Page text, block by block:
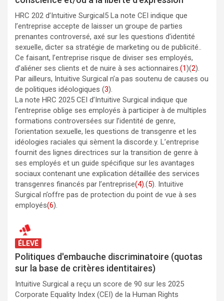
HRC 202 d’Intuitive Surgical5 La note CEI indique que
l’entreprise accepte de laisser un groupe de parties
prenantes controversé, axé sur les questions d’identité
sexuelle, dicter sa stratégie de marketing ou de publicité..
Ce faisant, l’entreprise risque de diviser ses employés,
d’aliéner ses clients et de nuire à ses actionnaires. (1)(2).
Par ailleurs, Intuitive Surgical n’a pas soutenu de causes ou
de politiques idéologiques (3).
La note HRC 2025 CEI d’Intuitive Surgical indique que
l’entreprise oblige ses employés à participer à de multiples
formations controversées sur l’identité de genre,
l’orientation sexuelle, les questions de transgenre et les
idéologies raciales qui sèment la discorde.y. L’entreprise
fournit des lignes directrices sur la transition de genre à
ses employés et un guide spécifique sur les avantages
sociaux contenant une explication détaillée des services
transgenres financés par l’entreprise(4). (5). Intuitive
Surgical n’offre pas de protection du point de vue à ses
employés(6).
ÉLEVÉ
Politiques d'embauche discriminatoire (quotas
sur la base de critères identitaires)
Intuitive Surgical a reçu un score de 90 sur les 2025
Corporate Equality Index (CEI) de la Human Rights